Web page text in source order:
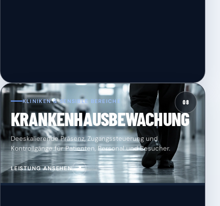
08
KLINIKEN & SENSIBLE BEREICHE
KRANKENHAUSBEWACHUNG
Deeskalierende Präsenz, Zugangssteuerung und
Kontrollgänge für Patienten, Personal und Besucher.
LEISTUNG ANSEHEN ↗